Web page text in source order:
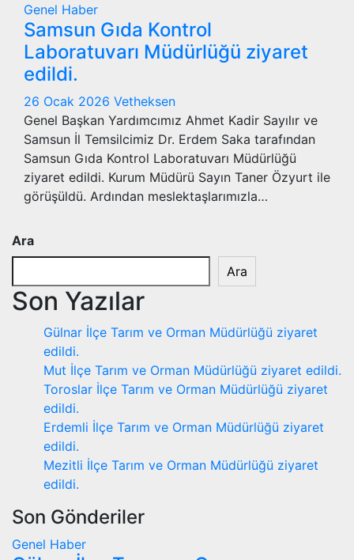
Genel Haber
Samsun Gıda Kontrol
Laboratuvarı Müdürlüğü ziyaret
edildi.
26 Ocak 2026 Vetheksen
Genel Başkan Yardımcımız Ahmet Kadir Sayılır ve
Samsun İl Temsilcimiz Dr. Erdem Saka tarafından
Samsun Gıda Kontrol Laboratuvarı Müdürlüğü
ziyaret edildi. Kurum Müdürü Sayın Taner Özyurt ile
görüşüldü. Ardından meslektaşlarımızla…
Ara
Ara
Son Yazılar
Gülnar İlçe Tarım ve Orman Müdürlüğü ziyaret
edildi.
Mut İlçe Tarım ve Orman Müdürlüğü ziyaret edildi.
Toroslar İlçe Tarım ve Orman Müdürlüğü ziyaret
edildi.
Erdemli İlçe Tarım ve Orman Müdürlüğü ziyaret
edildi.
Mezitli İlçe Tarım ve Orman Müdürlüğü ziyaret
edildi.
Son Gönderiler
Genel Haber